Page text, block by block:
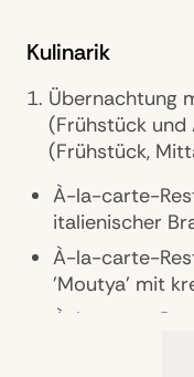
Zimmer: 41
Restaurants: 3
Bars: 2
Pools: 3, inkl.
Parking
Kulinarik
Übernachtung
(Frühstück und
(Frühstück,
À-la-carte-
italienischer
À-la-carte-
'Moutya' mit
À-la-carte-
japanischer